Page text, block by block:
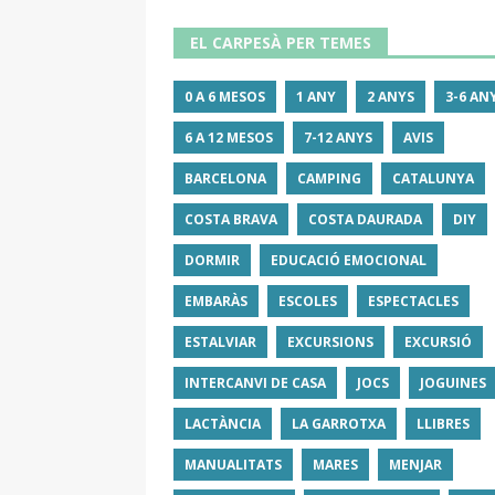
EL CARPESÀ PER TEMES
0 A 6 MESOS 1 ANY 2 ANYS 3-6
6 A 12 MESOS 7-12 ANYS AVIS
BARCELONA CAMPING CATALUNYA
COSTA BRAVA COSTA DAURADA DIY
DORMIR EDUCACIÓ EMOCIONAL
EMBARÀS ESCOLES ESPECTACLES
ESTALVIAR EXCURSIONS EXCURSIÓ
INTERCANVI DE CASA JOCS JOGUINES
LACTÀNCIA LA GARROTXA LLIBRES
MANUALITATS MARES MENJAR